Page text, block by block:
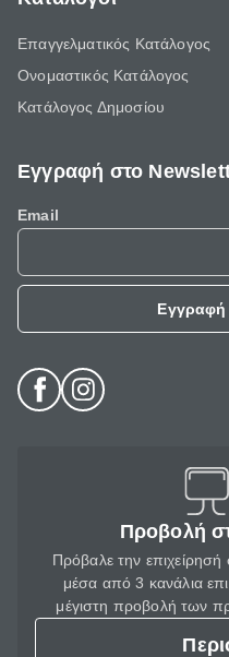
Επαγγελματικός Κατάλογος
Ονομαστικός Κατάλογος
Κατάλογος Δημοσίου
Εγγραφή στο
Email
Εγγραφή
Προβολή
Πρόβαλε την
μέσα από 3 κανάλια
μέγιστη προβολή των